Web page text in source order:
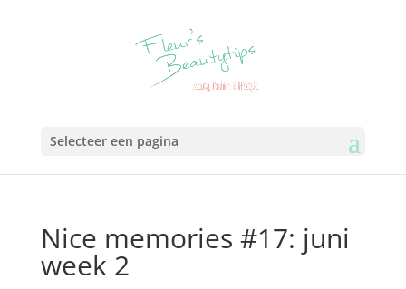
Selecteer een pagina
Nice memories #17: juni
week 2